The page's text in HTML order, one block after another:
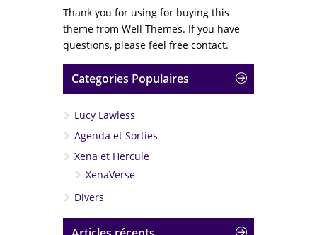
Thank you for using for buying this
theme from Well Themes. If you have
questions, please feel free contact.
Categories Populaires
Lucy Lawless
Agenda et Sorties
Xena et Hercule
XenaVerse
Divers